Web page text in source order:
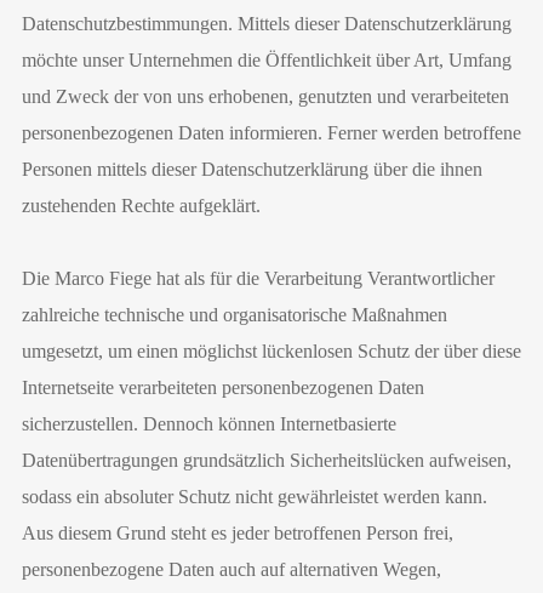
Datenschutzbestimmungen. Mittels dieser Datenschutzerklärung
möchte unser Unternehmen die Öffentlichkeit über Art, Umfang
und Zweck der von uns erhobenen, genutzten und verarbeiteten
personenbezogenen Daten informieren. Ferner werden betroffene
Personen mittels dieser Datenschutzerklärung über die ihnen
zustehenden Rechte aufgeklärt.
Die Marco Fiege hat als für die Verarbeitung Verantwortlicher
zahlreiche technische und organisatorische Maßnahmen
umgesetzt, um einen möglichst lückenlosen Schutz der über diese
Internetseite verarbeiteten personenbezogenen Daten
sicherzustellen. Dennoch können Internetbasierte
Datenübertragungen grundsätzlich Sicherheitslücken aufweisen,
sodass ein absoluter Schutz nicht gewährleistet werden kann.
Aus diesem Grund steht es jeder betroffenen Person frei,
personenbezogene Daten auch auf alternativen Wegen,